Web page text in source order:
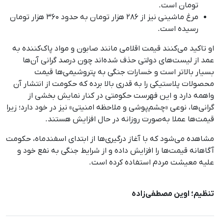
تومان است.
مرغ ماشینی نیز از ۲۸۶ هزار تومان به حدود ۳۶۰ هزار تومان
رسیده است.
او تاکید می‌کنند قیمت اقلامی مانند صابون و مواد پاک‌کننده به
عمد از لیست‌های دولتی حذف شده‌اند چون درصد گرانی آن‌ها
بسیار بالاتر است و خسارات جنگی به پتروشیمی‌ها قیمت
محصولات پلاستیکی را به قدری بالا برده که حکومت از انتشار آن
واهمه دارد و این فهرست حکومتی در کنار نمایش بخشی از
گرانی‌ها، نوعی «چشم‌پوشی و ملاحظه امنیتی» نیز در خود دارد؛ زیرا
قیمت‌ها عملا به‌صورت روزانه در حال افزایش هستند.
مشاهده می‌شود که با آغاز درگیری‌ها از ابتدای اسفندماه، حکومت
آگاهانه قیمت‌ها را افزایش داده و از شرایط جنگی به نفع خود و
علیه معیشت مردم استفاده کرده است.
تنظیم؛ اوین مصطفی‌زاده